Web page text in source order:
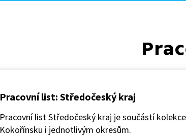
Pracovní list: Středočeský kraj
Pracovní list Středočeský kraj je součástí
Kokořínsku i jednotlivým okresům.